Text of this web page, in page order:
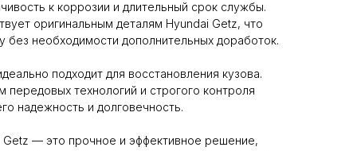
к коррозии и длительный срок службы.
оригинальным деталям Hyundai Getz, что
без необходимости дополнительных доработок.
подходит для восстановления кузова.
передовых технологий и строгого контроля
надежность и долговечность.
Getz — это прочное и эффективное решение,